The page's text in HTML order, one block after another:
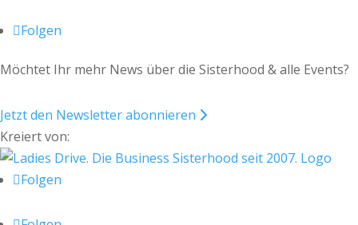
Folgen
Möchtet Ihr mehr News über die Sisterhood & alle Events?
Jetzt den Newsletter abonnieren
Kreiert von:
Folgen